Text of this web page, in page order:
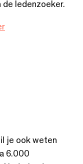
de ledenzoeker.
je ook weten
6.000